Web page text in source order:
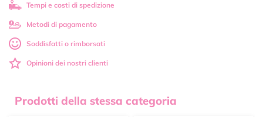
Tempi e costi di spedizione
Metodi di pagamento
Soddisfatti o rimborsati
Opinioni dei nostri clienti
Prodotti della stessa categoria